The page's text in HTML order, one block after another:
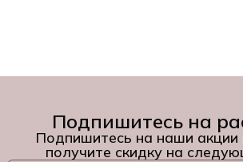
Подпишитесь на
Подпишитесь на наши акции
получите скидку на